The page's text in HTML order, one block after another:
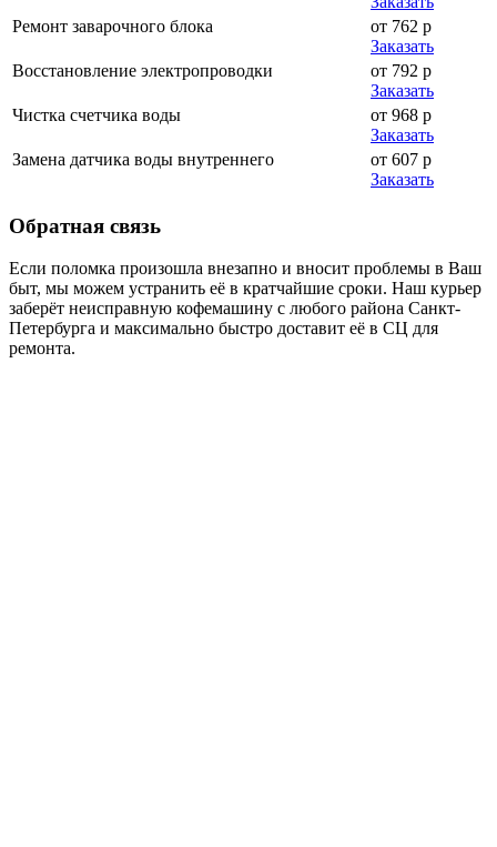
Ремонт заварочного блока
от 762 р
Заказать
Восстановление электропроводки
от 792 р
Заказать
Чистка счетчика воды
от 968 р
Заказать
Замена датчика воды внутреннего
от 607 р
Заказать
Обратная связь
Если поломка произошла внезапно и вносит проблемы в Ваш
быт, мы можем устранить её в кратчайшие сроки. Наш курьер
заберёт неисправную кофемашину с любого района Санкт-
Петербурга и максимально быстро доставит её в СЦ для
ремонта.